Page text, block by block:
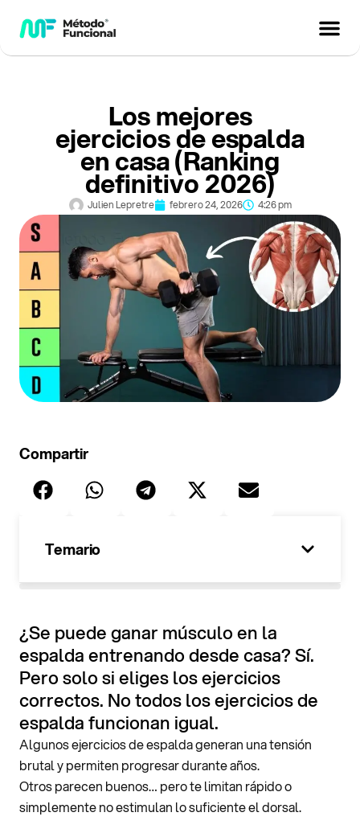
Los mejores
ejercicios de espalda
en casa (Ranking
definitivo 2026)
Julien Lepretre febrero 24, 2026 4:26 pm
¿Se puede ganar músculo en la
espalda entrenando desde casa? Sí.
Pero solo si eliges los ejercicios
correctos. No todos los ejercicios de
espalda funcionan igual.
Algunos ejercicios de espalda generan una tensión
brutal y permiten progresar durante años.
Otros parecen buenos… pero te limitan rápido o
simplemente no estimulan lo suficiente el dorsal.
Temario
Compartir